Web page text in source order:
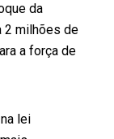
da
2 milhões de
a força de
lei